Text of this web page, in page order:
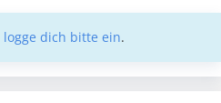
logge dich bitte ein.